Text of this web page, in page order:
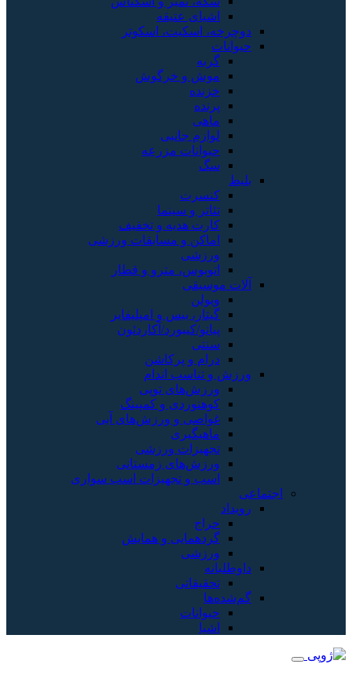
اشیای عتیقه
دوچرخه، اسکیت، اسکوتر
حیوانات
گربه
موش و خرگوش
خزنده
پرنده
ماهی
لوازم جانبی
حیوانات مزرعه
سگ
بلیط
کنسرت
تئاتر و سینما
کارت هدیه و تخفیف
اماکن و مسابقات ورزشی
ورزشی
اتوبوس، مترو و قطار
آلات موسیقی
ویولن
گیتار، بیس و امپلیفایر
پیانو/کیبورد/آکاردئون
سنتی
درام و پرکاشن
ورزش و تناسب اندام
ورزش‌های توپی
کوهنوردی و کمپینگ
غواصی و ورزش‌های آبی
ماهیگیری
تجهیزات ورزشی
ورزش‌های زمستانی
اسب و تجهیزات اسب سواری
اجتماعی
رویداد
حراج
گردهمایی و همایش
ورزشی
داوطلبانه
تحقیقاتی
گم‌شده‌ها
حیوانات
اشیا